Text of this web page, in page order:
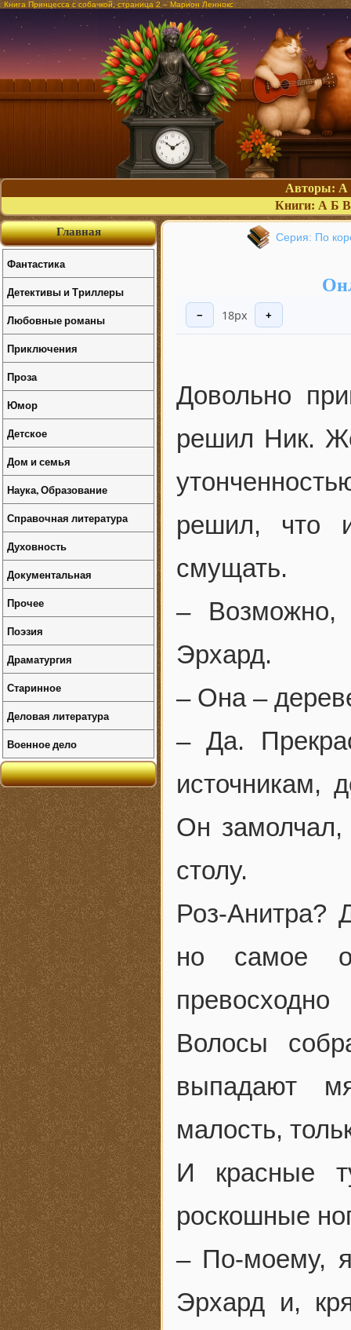
Книга Принцесса с собачкой, страница 2 – Марион Леннокс
Авторы: А
Книги: А Б В
Серия: По
− 18px +
Довольно
решил Ник.
решил, что
смущать.
– Возможно,
Эрхард.
– Она –
– Да.
источникам,
Он замолчал,
столу.
Роз-Анитра?
но самое
Волосы
выпадают
малость,
И красные
роскошные
– По-моему,
Эрхард и,
Главная
Фантастика
Детективы и Триллеры
Любовные романы
Приключения
Проза
Юмор
Детское
Дом и семья
Наука, Образование
Справочная литература
Духовность
Документальная
Прочее
Поэзия
Драматургия
Старинное
Деловая литература
Военное дело